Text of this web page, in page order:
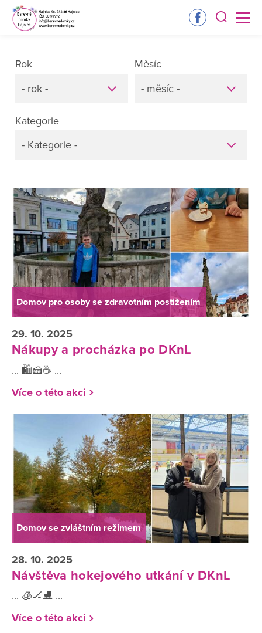
Kategorie
- Kategorie -
Rok
- rok -
Měsíc
- měsíc -
Domov pro osoby se zdravotním postižením
29. 10. 2025
Nákupy a procházka po DKnL
... 🛍️🍰☕ ...
Více o této akci
Domov se zvláštním režimem
28. 10. 2025
Návštěva hokejového utkání v DKnL
... 🧊🏒⛸️ ...
Více o této akci